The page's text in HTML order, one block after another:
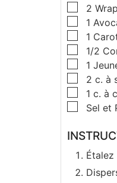
2
1
1
1/2
1
2 c. à
1 c. à
Sel et